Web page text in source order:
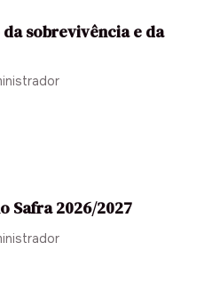
da sobrevivência e da
Safra 2026/2027